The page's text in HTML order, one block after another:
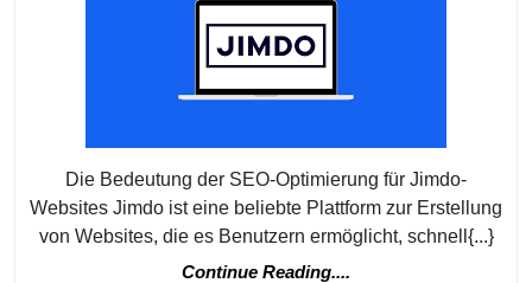
Die Bedeutung der SEO-Optimierung für Jimdo-
Websites Jimdo ist eine beliebte Plattform zur Erstellung
von Websites, die es Benutzern ermöglicht, schnell{...}
Continue Reading....